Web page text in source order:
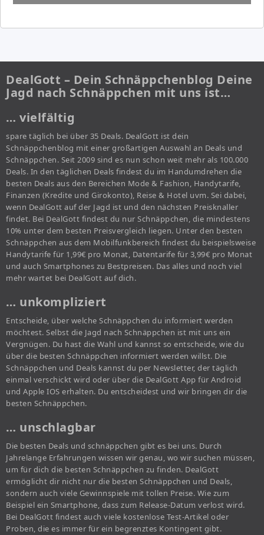
DealGott – Dein Schnäppchenblog Deine
Jagd nach Schnäppchen mit uns ist…
… vielfältig
spare täglich bei über 35 Deals. DealGott ist dein
Schnäppchenblog mit einer großartigen Auswahl an Deals und
Schnäppchen. Seit 2009 sind es nun schon weit mehr als 100.000
Deals. In den täglichen Deals findest du im Handumdrehen die
besten Deals aus den Bereichen Mode & Fashion, Handytarife,
Finanzen (Kredite und Girokonto), Reise & Hotel uvm. Sei dabei,
wenn DealGott auf der Jagd ist und den nächsten Preisknaller
findet. Bei DealGott findest du nur Schnäppchen, die mindestens
10% unter dem besten Preisvergleich liegen. Unter den besten
Schnäppchen aus dem Mobilfunkbereich findest du beispielsweise
Handytarife für 1,99€ pro Monat, Datentarife für 3,99€ pro Monat
und auch Smartphones zu Bestpreisen. Das alles und noch viel
mehr wartet bei DealGott auf dich.
… unkompliziert
Entscheide, über welche Schnäppchen du informiert werden
möchtest. Selbst die Jagd nach Schnäppchen ist mit uns ein
Vergnügen. Du hast die Wahl und kannst so entscheide, wie du
über die besten Schnäppchen informiert werden willst. Die
Schnäppchen und Deals kannst du per Newsletter, der täglich
einmal verschickt wird oder über die DealGott App für Android
und Apple IOS erhalten. Du entscheidest und wir bringen dir die
besten Schnäppchen.
… unschlagbar
Die besten Deals und schnäppchen gibt es bei uns. Durch
Jahrelange Erfahrungen wissen wir genau, wo wir suchen müssen,
um für dich die besten Schnäppchen zu finden. DealGott
ermöglicht dir nicht nur die besten Schnäppchen und Deals,
sondern auch viele Gewinnspiele mit tollen Preise. Wie zum
Beispiel ein Smartphone, dass zum Release-Datum verlost wird.
Bei DealGott findest auch viele kostenlose Test-Artikel oder
Proben, die es immer für ein begrenztes Kontingent gibt.